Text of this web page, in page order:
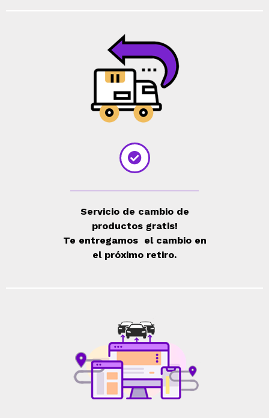
Servicio de cambio de
productos gratis!
Te entregamos el cambio en
el próximo retiro.